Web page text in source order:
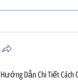
Hướng Dẫn Chi Tiết Cách